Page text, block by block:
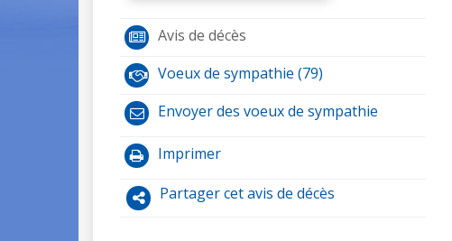
Avis de décès
Voeux de sympathie (79)
Envoyer des voeux de sympathie
Imprimer
Partager cet avis de décès